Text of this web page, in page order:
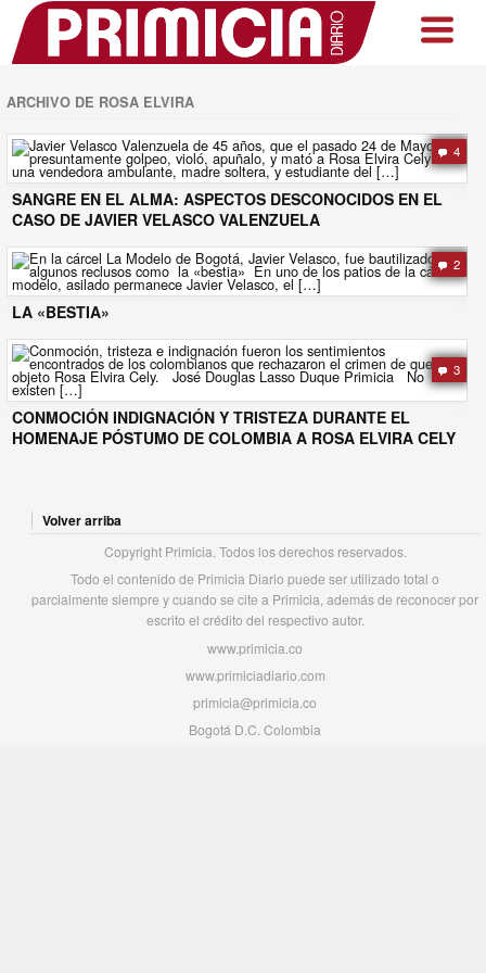
ARCHIVO DE ROSA ELVIRA
4
SANGRE EN EL ALMA: ASPECTOS DESCONOCIDOS EN EL
CASO DE JAVIER VELASCO VALENZUELA
2
LA «BESTIA»
3
CONMOCIÓN INDIGNACIÓN Y TRISTEZA DURANTE EL
HOMENAJE PÓSTUMO DE COLOMBIA A ROSA ELVIRA CELY
Volver arriba
Copyright Primicia. Todos los derechos reservados.
Todo el contenido de Primicia Diario puede ser utilizado total o
parcialmente siempre y cuando se cite a Primicia, además de reconocer por
escrito el crédito del respectivo autor.
www.primicia.co
www.primiciadiario.com
primicia@primicia.co
Bogotá D.C. Colombia